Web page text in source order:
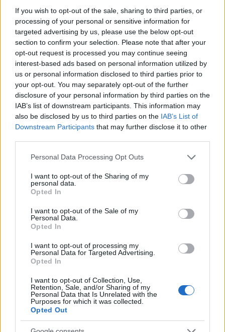
If you wish to opt-out of the sale, sharing to third parties, or
processing of your personal or sensitive information for
targeted advertising by us, please use the below opt-out
section to confirm your selection. Please note that after your
opt-out request is processed you may continue seeing
interest-based ads based on personal information utilized by
us or personal information disclosed to third parties prior to
your opt-out. You may separately opt-out of the further
disclosure of your personal information by third parties on the
IAB’s list of downstream participants. This information may
also be disclosed by us to third parties on the IAB’s List of
Downstream Participants that may further disclose it to other
Please note that this website/app uses one or more Google
not limited to your visit or usage behaviour. You may click to
grant or deny consent to Google and its third-party tags to
use your data for below specified purposes in below Google
consent section.
Personal Data Processing Opt Outs
I want to opt-out of the Sharing of my
personal data.
Opted In
I want to opt-out of the Sale of my
Personal Data.
Opted In
I want to opt-out of processing my
Personal Data for Targeted Advertising.
Opted In
I want to opt-out of Collection, Use,
Retention, Sale, and/or Sharing of my
Personal Data that Is Unrelated with the
Purposes for which it was collected.
Opted Out
οι κανόνες δεν είναι ίδιοι για όλους
πείραξε η αχαριστία»